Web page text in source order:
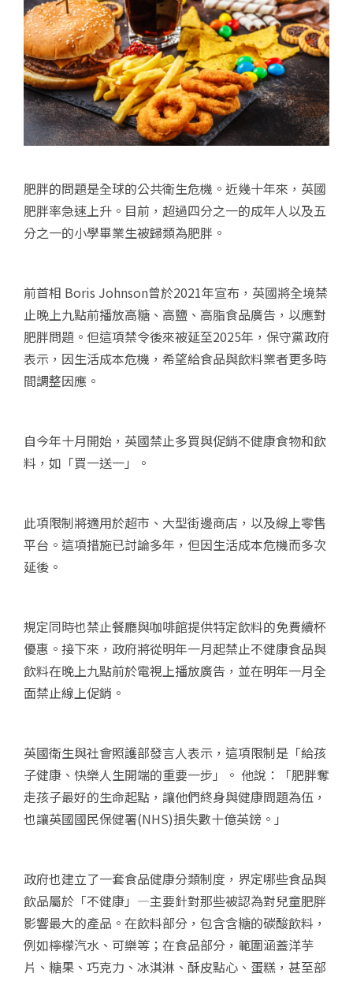
肥胖的問題是全球的公共衛生危機。近幾十年來，英國
肥胖率急速上升。目前，超過四分之一的成年人以及五
分之一的小學畢業生被歸類為肥胖。
前首相 Boris Johnson曾於2021年宣布，英國將全境禁
止晚上九點前播放高糖、高鹽、高脂食品廣告，以應對
肥胖問題。但這項禁令後來被延至2025年，保守黨政府
表示，因生活成本危機，希望給食品與飲料業者更多時
間調整因應。
自今年十月開始，英國禁止多買與促銷不健康食物和飲
料，如「買一送一」。
此項限制將適用於超市、大型街邊商店，以及線上零售
平台。這項措施已討論多年，但因生活成本危機而多次
延後。
規定同時也禁止餐廳與咖啡館提供特定飲料的免費續杯
優惠。接下來，政府將從明年一月起禁止不健康食品與
飲料在晚上九點前於電視上播放廣告，並在明年一月全
面禁止線上促銷。
英國衛生與社會照護部發言人表示，這項限制是「給孩
子健康、快樂人生開端的重要一步」。 他說：「肥胖奪
走孩子最好的生命起點，讓他們終身與健康問題為伍，
也讓英國國民保健署(NHS)損失數十億英鎊。」
政府也建立了一套食品健康分類制度，界定哪些食品與
飲品屬於「不健康」—主要針對那些被認為對兒童肥胖
影響最大的產品。在飲料部分，包含含糖的碳酸飲料，
例如檸檬汽水、可樂等；在食品部分，範圍涵蓋洋芋
片、糖果、巧克力、冰淇淋、酥皮點心、蛋糕，甚至部